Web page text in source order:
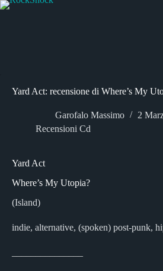
Salta
Yard Act: recensione di Where’s My
Garofalo Massimo
2
Recensioni Cd
Yard Act
Where’s My Utopia?
(Island)
indie, alternative, (spoken) post-punk,